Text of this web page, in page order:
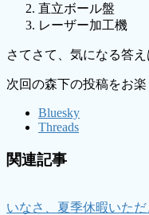
直立ボール盤
レーザー加工機
さてさて、気になる答え
次回の森下の投稿をお
Bluesky
Threads
関連記事
いなさ、夏季休暇いただ